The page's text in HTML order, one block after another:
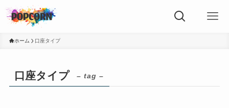
ホーム 口座タイプ
口座タイプ – tag –